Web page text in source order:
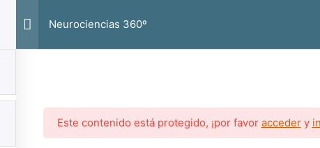
Neurociencias 360º
Este contenido está protegido, ¡por favor accedery
Copyright © 2026Guibenx